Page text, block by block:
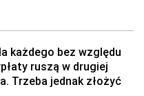
każdego bez względu
ruszą w drugiej
Trzeba jednak złożyć